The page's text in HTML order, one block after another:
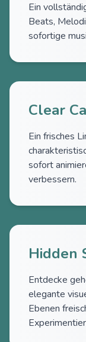
Ein
Beats,
sofortige
Clear
Ein frisches
sofort
verbessern.
Hidden
Entdecke
elegante
Ebenen